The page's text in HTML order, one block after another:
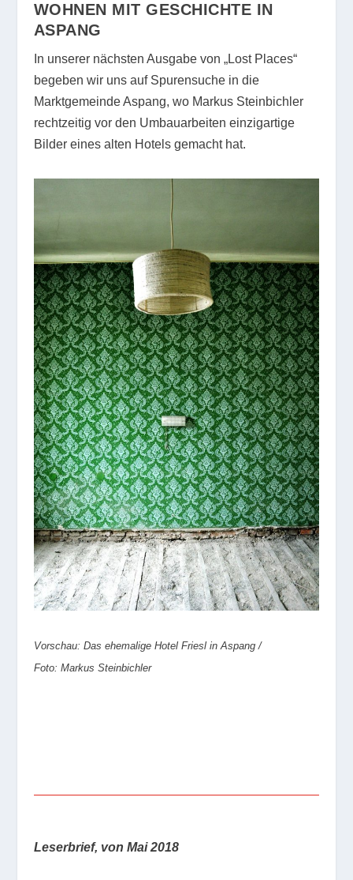
WOHNEN MIT GESCHICHTE IN
ASPANG
In unserer nächsten Ausgabe von „Lost Places“
begeben wir uns auf Spurensuche in die
Marktgemeinde Aspang, wo Markus Steinbichler
rechtzeitig vor den Umbauarbeiten einzigartige
Bilder eines alten Hotels gemacht hat.
Vorschau: Das ehemalige Hotel Friesl in Aspang /
Foto: Markus Steinbichler
Leserbrief, von Mai 2018